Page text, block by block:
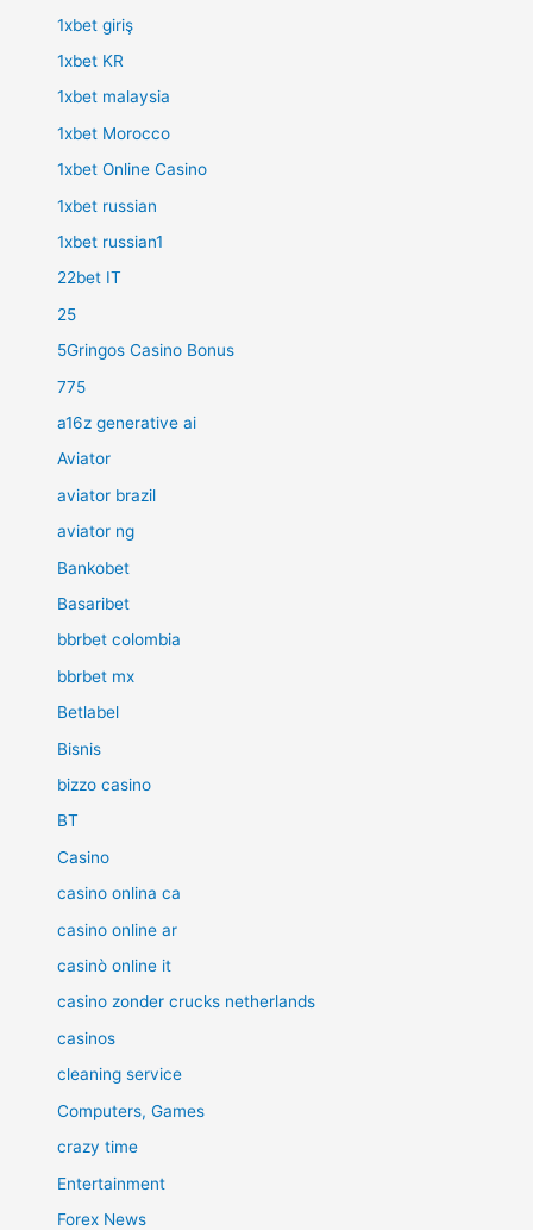
1xbet giriş
1xbet KR
1xbet malaysia
1xbet Morocco
1xbet Online Casino
1xbet russian
1xbet russian1
22bet IT
25
5Gringos Casino Bonus
775
a16z generative ai
Aviator
aviator brazil
aviator ng
Bankobet
Basaribet
bbrbet colombia
bbrbet mx
Betlabel
Bisnis
bizzo casino
BT
Casino
casino onlina ca
casino online ar
casinò online it
casino zonder crucks netherlands
casinos
cleaning service
Computers, Games
crazy time
Entertainment
Forex News